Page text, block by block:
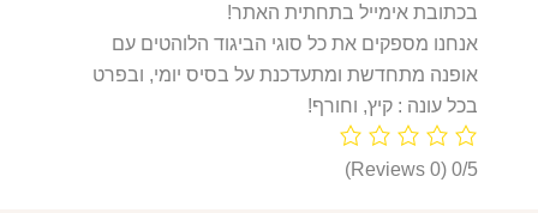
בכתובת אימייל בתחתית האתר!
אנחנו מספקים את כל סוגי הביגוד הלוהטים עם
אופנה מתחדשת ומתעדכנת על בסיס יומי, ובפרט
בכל עונה : קיץ, וחורף!
0/5
(0 Reviews)